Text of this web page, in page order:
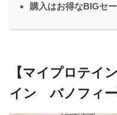
購入はお得なBIGセー
【マイプロテ
イン バノフィー